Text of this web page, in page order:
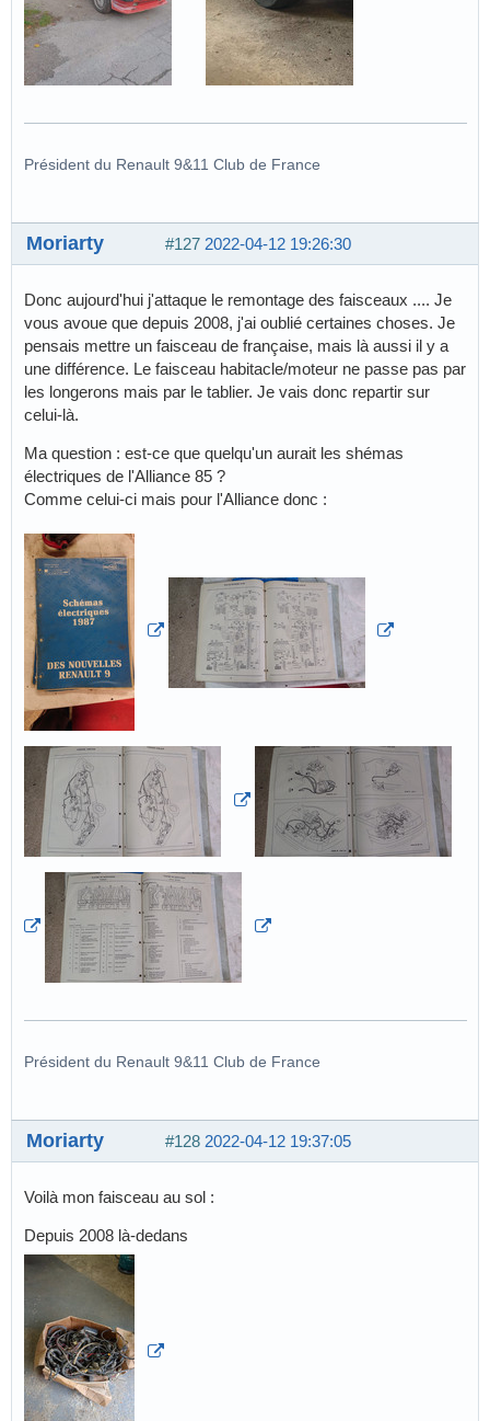
Président du Renault 9&11 Club de France
#127 2022-04-12 19:26:30
Moriarty
Donc aujourd'hui j'attaque le remontage des faisceaux .... Je
vous avoue que depuis 2008, j'ai oublié certaines choses. Je
pensais mettre un faisceau de française, mais là aussi il y a
une différence. Le faisceau habitacle/moteur ne passe pas par
les longerons mais par le tablier. Je vais donc repartir sur
celui-là.
Ma question : est-ce que quelqu'un aurait les shémas
électriques de l'Alliance 85 ?
Comme celui-ci mais pour l'Alliance donc :
Président du Renault 9&11 Club de France
#128 2022-04-12 19:37:05
Moriarty
Voilà mon faisceau au sol :
Depuis 2008 là-dedans